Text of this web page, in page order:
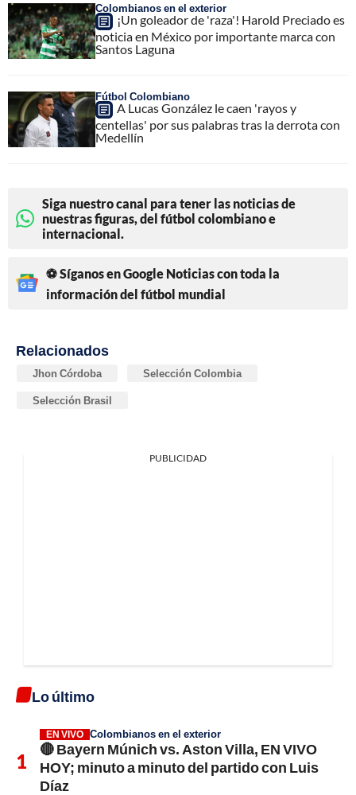
Colombianos en el exterior
¡Un goleador de 'raza'! Harold Preciado es
noticia en México por importante marca con
Santos Laguna
Fútbol Colombiano
A Lucas González le caen 'rayos y
centellas' por sus palabras tras la derrota con
Medellín
Siga nuestro canal para tener las noticias de
nuestras figuras, del fútbol colombiano e
internacional.
⚽ Síganos en Google Noticias con toda la
información del fútbol mundial
Relacionados
Jhon Córdoba Selección Colombia
Selección Brasil
PUBLICIDAD
Lo último
EN VIVO Colombianos en el exterior
🔴 Bayern Múnich vs. Aston Villa, EN VIVO
HOY; minuto a minuto del partido con Luis
Díaz